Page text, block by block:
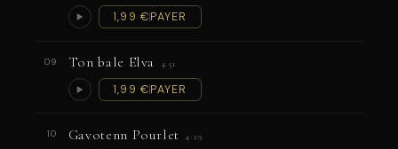
1,99 €PAYER
09 Ton bale Elva 4:51
1,99 €PAYER
10 Gavotenn Pourlet 4:29